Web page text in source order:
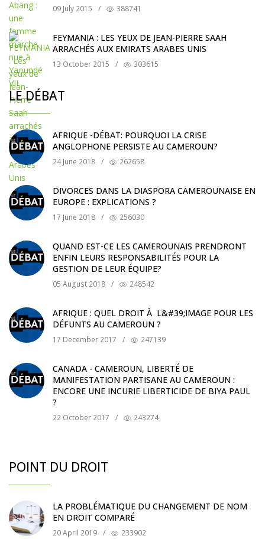
09 July 2015 / 388741
FEYMANIA : LES YEUX DE JEAN-PIERRE SAAH
ARRACHÉS AUX EMIRATS ARABES UNIS
13 October 2015 / 303615
LE DÉBAT
AFRIQUE -DÉBAT: POURQUOI LA CRISE
ANGLOPHONE PERSISTE AU CAMEROUN?
24 June 2018 / 262658
DIVORCES DANS LA DIASPORA CAMEROUNAISE EN
EUROPE : EXPLICATIONS ?
17 June 2018 / 256030
QUAND EST-CE LES CAMEROUNAIS PRENDRONT
ENFIN LEURS RESPONSABILITÉS POUR LA
GESTION DE LEUR ÉQUIPE?
05 August 2018 / 248542
AFRIQUE : QUEL DROIT À L&#39;IMAGE POUR LES
DÉFUNTS AU CAMEROUN ?
17 December 2017 / 247139
CANADA - CAMEROUN, LIBERTÉ DE
MANIFESTATION PARTISANE AU CAMEROUN :
ENCORE UNE INCURIE LIBERTICIDE DE BIYA PAUL
?
22 October 2017 / 243274
POINT DU DROIT
LA PROBLÉMATIQUE DU CHANGEMENT DE NOM
EN DROIT COMPARÉ
20 April 2019 / 233902